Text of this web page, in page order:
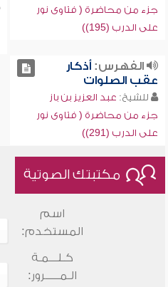
جزء من محاضرة ( فتاوى نور
على الدرب (195))
الفهرس:أذكار
عقب الصلوات
للشيخ: عبد العزيز بن باز
جزء من محاضرة ( فتاوى نور
على الدرب (291))
مكتبتك الصوتية
اسم
المستخدم:
كـلـــمـة
الـمـــــرور: